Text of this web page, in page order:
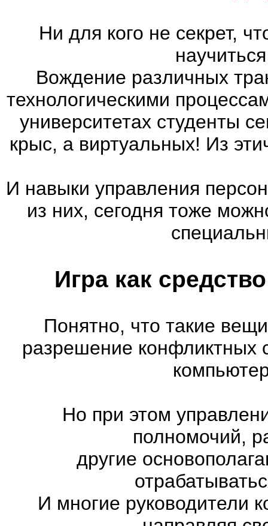
Ни для кого не секрет,
Вождение различных
технологическими
университетах студенты
крыс, а виртуальных! Из
И навыки управления
из них, сегодня тоже
Игра как
Понятно, что такие
разрешение конфликтных
Но при этом
полномочий,
другие
И многие руководители